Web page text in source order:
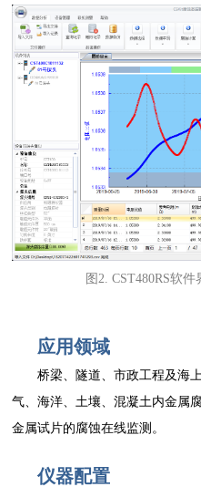
图2. CST480RS软
应用领域
桥梁、隧道、市政工程及海上
气、海洋、土壤、混凝土内金属
金属试片的腐蚀在线监测。
仪器配置